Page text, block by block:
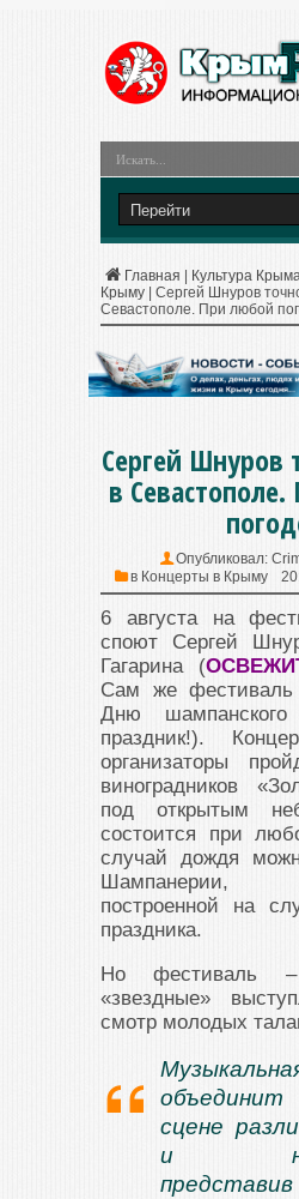
Главная Культура
Крыму
Сергей Шнуров
Севастополе. При любой
Сергей Шнуров
в
Опубликовал:
в Концерты в Крыму
6 августа на
споют Сергей
Гагарина (
Сам же фестиваль
Дню
праздник!).
организаторы
виноградников
под открытым
состоится при
случай дождя
Шампанерии,
построенной на
праздника.
Но фестиваль
«звездные»
смотр молодых
сцене
и